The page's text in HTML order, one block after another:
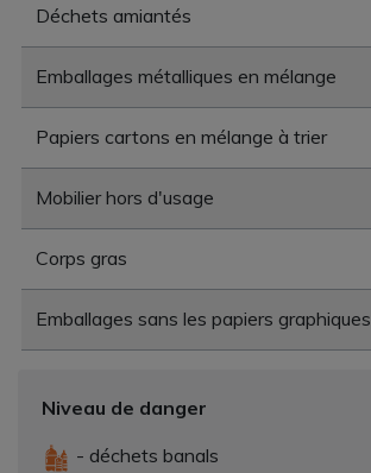
Déchets amiantés
Emballages métalliques en mélange
Papiers cartons en mélange à trier
Mobilier hors d'usage
Corps gras
Emballages sans les papiers graphiques
Niveau de danger
- déchets banals